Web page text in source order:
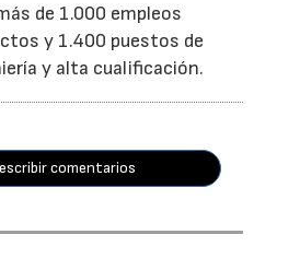
de 1.000 empleos
y 1.400 puestos de
y alta cualificación.
comentarios